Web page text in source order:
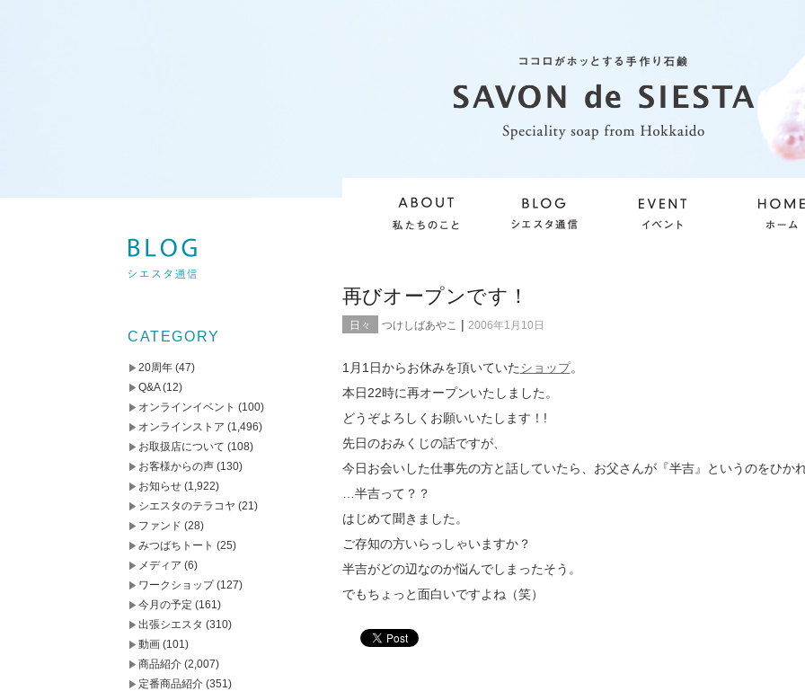
再びオープンです！
日々 つけしばあやこ | 2006年1月10日
1月1日からお休みを頂いていたショップ。
本日22時に再オープンいたしました。
どうぞよろしくお願いいたします！!
先日のおみくじの話ですが、
今日お会いした仕事先の方と話していたら、お父さんが『半吉』というのをひかれ
…半吉って？？
はじめて聞きました。
ご存知の方いらっしゃいますか？
半吉がどの辺なのか悩んでしまったそう。
でもちょっと面白いですよね（笑）
CATEGORY
20周年 (47)
Q&A(12)
オンラインイベント (100)
オンラインストア (1,496)
お取扱店について (108)
お客様からの声 (130)
お知らせ (1,922)
シエスタのテラコヤ (21)
ファンド (28)
みつばちトート (25)
メディア (6)
ワークショップ(127)
今月の予定 (161)
出張シエスタ (310)
動画 (101)
商品紹介 (2,007)
定番商品紹介 (351)